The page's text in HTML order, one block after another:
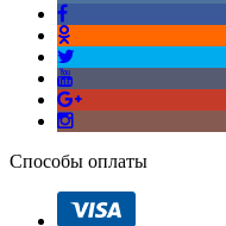
Способы оплаты